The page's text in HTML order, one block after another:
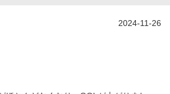
2024-11-26